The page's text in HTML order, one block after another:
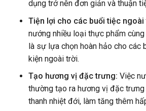
dụng trở nên đơn giản và thuận
Tiện lợi cho các buổi tiệc ngoài
nướng nhiều loại thực phẩm
là sự lựa chọn hoàn hảo cho các
kiện ngoài trời.
Tạo hương vị đặc trưng: Việc
thường tạo ra hương vị đặc
thanh nhiệt đới, làm tăng thêm